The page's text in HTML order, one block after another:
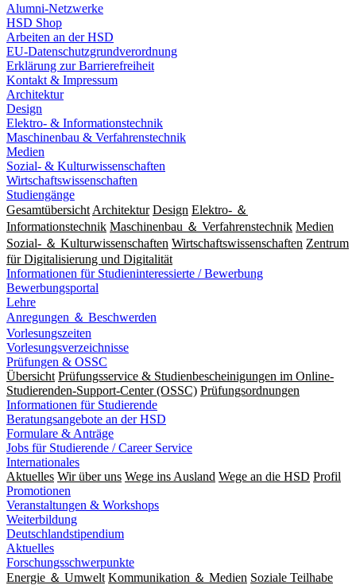
Alumni-Netzwerke
HSD Shop
Arbeiten an der HSD
EU-Datenschutzgrundverordnung
Erklärung zur Barrierefreiheit
Kontakt & Impressum
Architektur
Design
Elektro- & Informationstechnik
Maschinenbau & Verfahrenstechnik
Medien
Sozial- & Kulturwissenschaften
Wirtschaftswissenschaften
Studiengänge
Gesamtübersicht Architektur Design Elektro- ＆
Informationstechnik Maschinenbau ＆ Verfahrenstechnik Medien
Sozial- ＆ Kulturwissenschaften Wirtschaftswissenschaften Zentrum
für Digitalisierung und Digitalität
Informationen für Studieninteressierte / Bewerbung
Bewerbungsportal
Lehre
Anregungen ＆ Beschwerden
Vorlesungszeiten
Vorlesungsverzeichnisse
Prüfungen & OSSC
Übersicht Prüfungsservice & Studienbescheinigungen im Online-
Studierenden-Support-Center (OSSC) Prüfungsordnungen
Informationen für Studierende
Beratungsangebote an der HSD
Formulare & Anträge
Jobs für Studierende / Career Service
Internationales
Aktuelles Wir über uns Wege ins Ausland Wege an die HSD Profil
Promotionen
Veranstaltungen & Workshops
Weiterbildung
Deutschlandstipendium
Aktuelles
Forschungsschwerpunkte
Energie ＆ Umwelt Kommunikation ＆ Medien Soziale Teilhabe